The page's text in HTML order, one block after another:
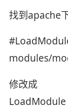
找到apache
modules/
修改成